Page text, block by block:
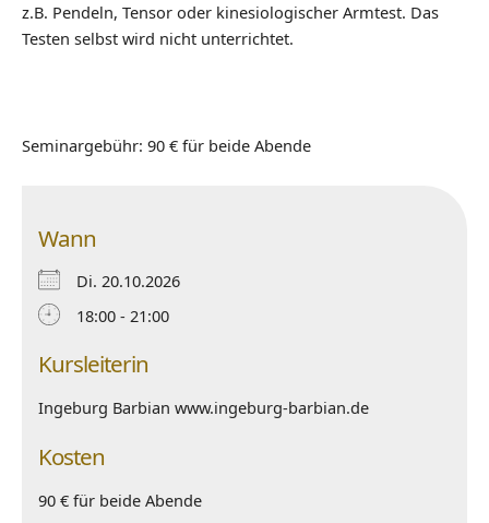
z.B. Pendeln, Tensor oder kinesiologischer Armtest. Das
Testen selbst wird nicht unterrichtet.
Seminargebühr: 90 € für beide Abende
Wann
Di. 20.10.2026
18:00 - 21:00
Kursleiterin
Ingeburg Barbian www.ingeburg-barbian.de
Kosten
90 € für beide Abende